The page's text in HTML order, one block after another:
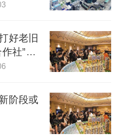
好老旧
社”模
阶段或